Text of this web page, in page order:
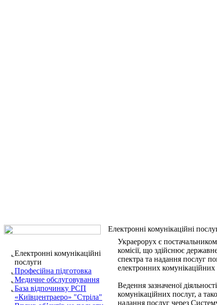
Електронні комунікаційні
послуги
Професійна підготовка
Медичне обслуговування
База відпочинку РСП
«Київцентраеро» "Стріла"
Електронні комунікаційні
Украерорух є
комісії, що здійснює
спектра та надання послуг
електронних комунікаційних
Ведення зазначеної
комунікаційних послуг, а
надання послуг через